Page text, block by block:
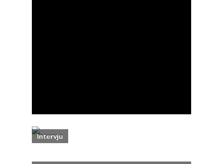
Intervju